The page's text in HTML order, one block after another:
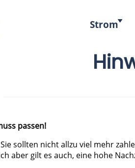
Strom
passen!
sollten nicht allzu viel mehr
aber gilt es auch, eine hohe